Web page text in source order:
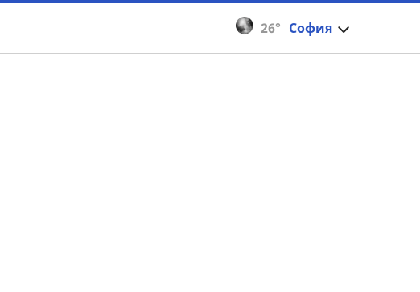
26° София